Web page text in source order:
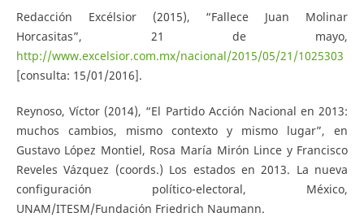
Redacción Excélsior (2015), “Fallece Juan Molinar
Horcasitas”, 21 de mayo,
http://www.excelsior.com.mx/nacional/2015/05/21/1025303
[consulta: 15/01/2016].
Reynoso, Víctor (2014), “El Partido Acción Nacional en 2013:
muchos cambios, mismo contexto y mismo lugar”, en
Gustavo López Montiel, Rosa María Mirón Lince y Francisco
Reveles Vázquez (coords.) Los estados en 2013. La nueva
configuración político-electoral, México,
UNAM/ITESM/Fundación Friedrich Naumann.